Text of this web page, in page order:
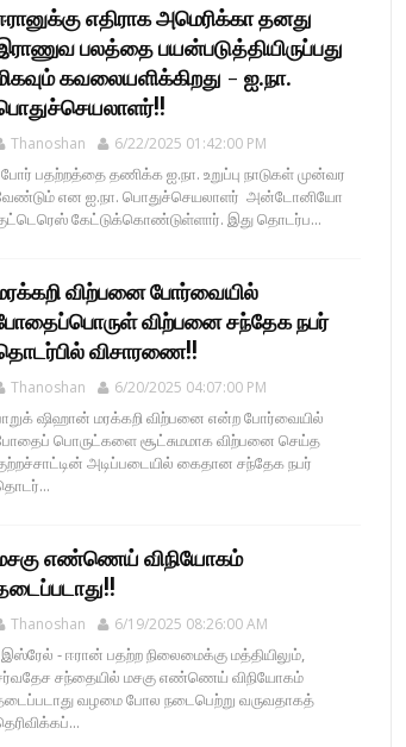
எதிராக அமெரிக்கா தனது
பலத்தை பயன்படுத்தியிருப்பது
கவலையளிக்கிறது - ஐ.நா.
Thanoshan 6/22/2025 01:42:00 PM
போர் பதற்றத்தை தணிக்க ஐ.நா. உறுப்பு நாடுகள் முன்வர
என ஐ.நா. பொதுச்செயலாளர் அன்டோனியோ
கேட்டுக்கொண்டுள்ளார். இது தொடர்ப...
விற்பனை போர்வையில்
விற்பனை சந்தேக நபர்
விசாரணை!!
Thanoshan 6/20/2025 04:07:00 PM
ஷிஹான் மரக்கறி விற்பனை என்ற போர்வையில்
பொருட்களை சூட்சுமமாக விற்பனை செய்த
அடிப்படையில் கைதான சந்தேக நபர்
எண்ணெய் விநியோகம்
Thanoshan 6/19/2025 08:26:00 AM
இஸ்ரேல் - ஈரான் பதற்ற நிலைமைக்கு மத்தியிலும்,
சந்தையில் மசகு எண்ணெய் விநியோகம்
வழமை போல நடைபெற்று வருவதாகத்